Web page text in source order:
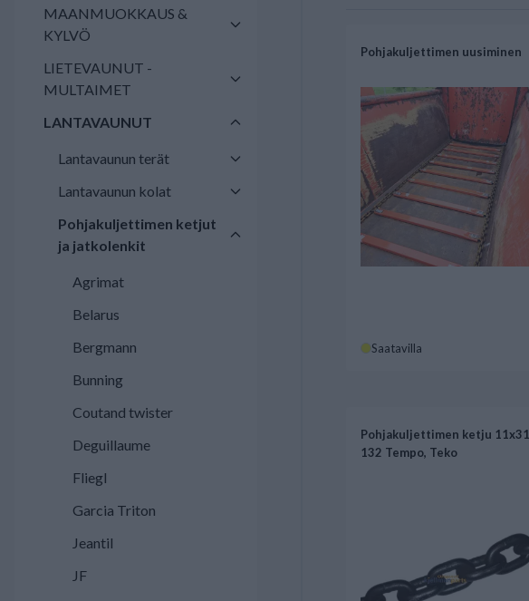
MAANMUOKKAUS &
KYLVÖ
LIETEVAUNUT -
MULTAIMET
LANTAVAUNUT
Lantavaunun terät
Lantavaunun kolat
Pohjakuljettimen ketjut
ja jatkolenkit
Agrimat
Belarus
Bergmann
Bunning
Coutand twister
Deguillaume
Fliegl
Garcia Triton
Jeantil
JF
Pohjakuljettimen uusiminen
Saatavilla
Pohjakuljettimen ketju 11x31
132 Tempo, Teko